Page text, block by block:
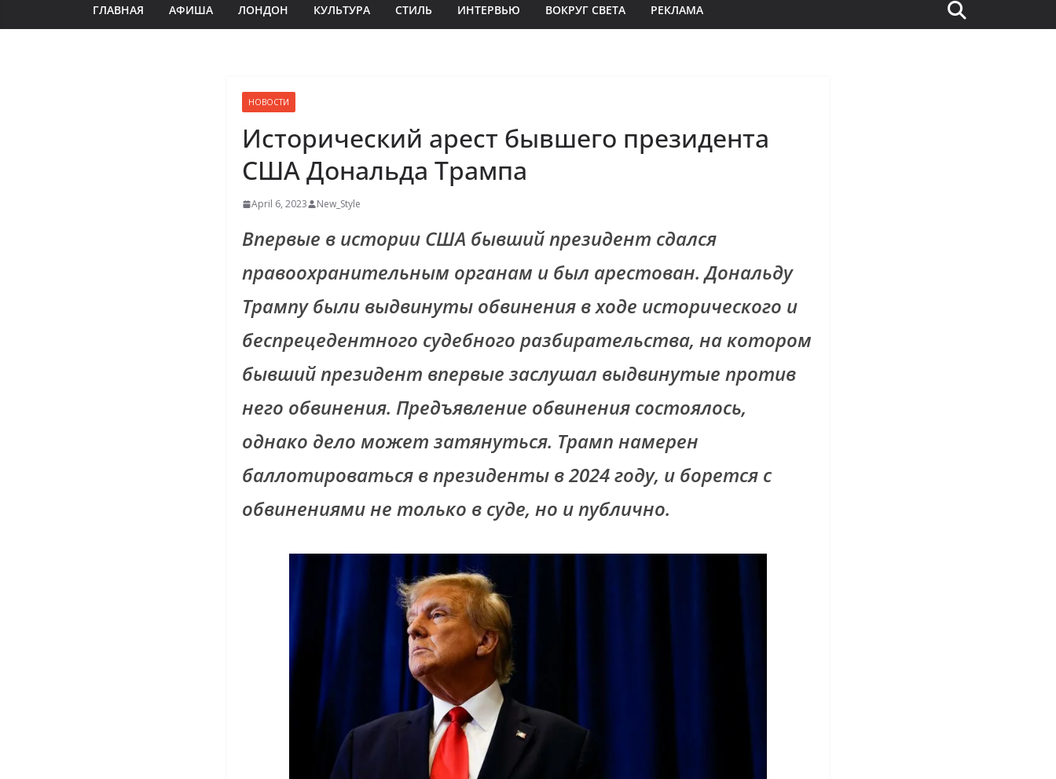
ГЛАВНАЯ АФИША ЛОНДОН КУЛЬТУРА СТИЛЬ ИНТЕРВЬЮ ВОКРУГ СВЕТА РЕКЛАМА
НОВОСТИ
Исторический арест бывшего президента
США Дональда Трампа
April 6, 2023 New_Style
Впервые в истории США бывший президент сдался
правоохранительным органам и был арестован. Дональду
Трампу были выдвинуты обвинения в ходе исторического и
беспрецедентного судебного разбирательства, на котором
бывший президент впервые заслушал выдвинутые против
него обвинения. Предъявление обвинения состоялось,
однако дело может затянуться. Трамп намерен
баллотироваться в президенты в 2024 году, и борется с
обвинениями не только в суде, но и публично.